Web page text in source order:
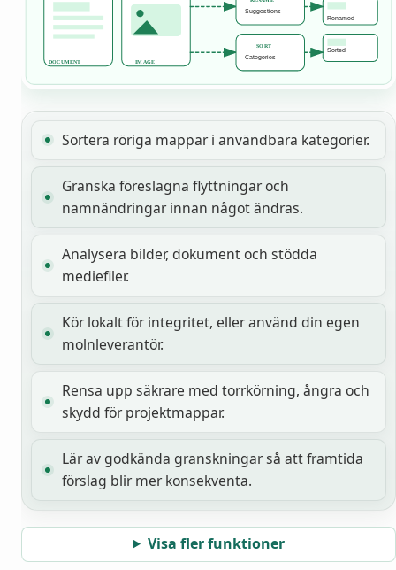
Sortera röriga mappar i användbara kategorier.
Granska föreslagna flyttningar och
namnändringar innan något ändras.
Analysera bilder, dokument och stödda
mediefiler.
Kör lokalt för integritet, eller använd din egen
molnleverantör.
Rensa upp säkrare med torrkörning, ångra och
skydd för projektmappar.
Lär av godkända granskningar så att framtida
förslag blir mer konsekventa.
Visa fler funktioner